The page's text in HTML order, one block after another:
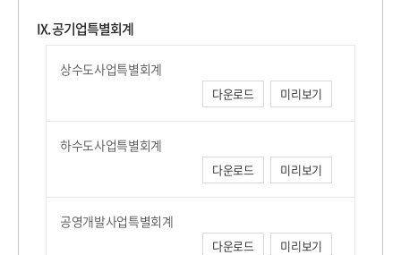
IX. 공기업특별회계
상수도사업특별회계
다운로드 미리보기
하수도사업특별회계
다운로드 미리보기
공영개발사업특별회계
다운로드 미리보기